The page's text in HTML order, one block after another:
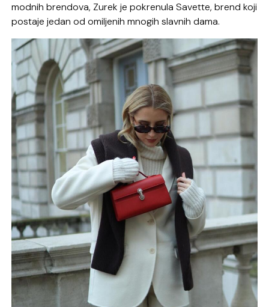
modnih brendova, Zurek je pokrenula Savette, brend koji
postaje jedan od omiljenih mnogih slavnih dama.